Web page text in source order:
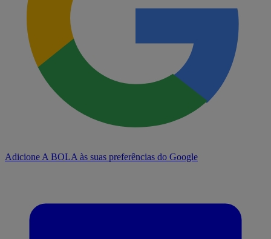
Adicione A BOLA às suas preferências do Google